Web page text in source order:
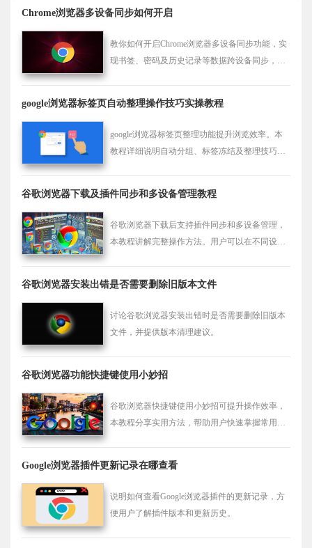
Chrome浏览器多设备同步如何开启
教你如何开启Chrome浏览器多设备同步功能，实
现书签、密码及历史记录等数据跨设备同步，提
google浏览器标签页自动整理操作技巧实操教程
google浏览器标签页整理功能提升浏览效率。本
教程详细说明自动分组、标签冻结及整理技巧，
谷歌浏览器下载及插件同步和多设备管理教程
谷歌浏览器下载后支持插件同步和多设备管理，
本教程讲解完整操作方法。用户可以在不同设备
谷歌浏览器安装出错是否需要删除旧版本文件
讨论谷歌浏览器安装出错时是否需要删除旧版本
文件，并提供版本清理建议。
谷歌浏览器功能快捷键使用小妙招
谷歌浏览器快捷键使用小妙招可提升操作效率，
本教程分享实用方法，帮助用户快速掌握常用快
Google浏览器插件更新记录在哪查看
说明如何查看Google浏览器插件的更新记录，方
便用户了解插件版本和更新历史。